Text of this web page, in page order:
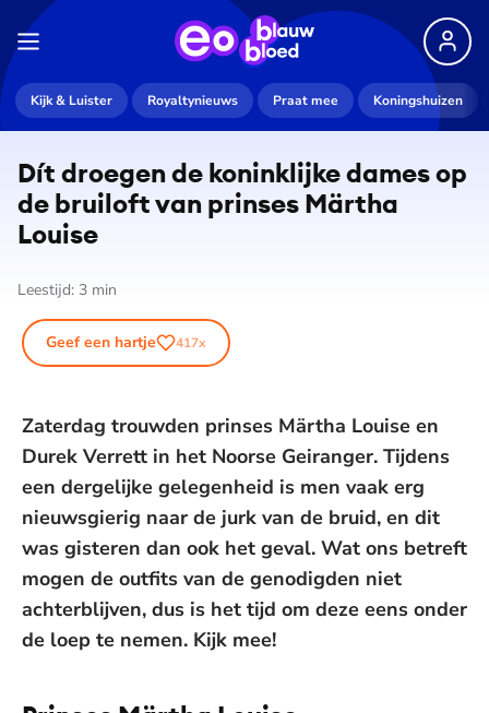
Kijk & Luister Royaltynieuws Praat mee Koningshuizen
Dít droegen de koninklijke dames op
de bruiloft van prinses Märtha
Louise
Leestijd: 3 min
Geef een hartje 417x
Zaterdag trouwden prinses Märtha Louise en
Durek Verrett in het Noorse Geiranger. Tijdens
een dergelijke gelegenheid is men vaak erg
nieuwsgierig naar de jurk van de bruid, en dit
was gisteren dan ook het geval. Wat ons betreft
mogen de outfits van de genodigden niet
achterblijven, dus is het tijd om deze eens onder
de loep te nemen. Kijk mee!